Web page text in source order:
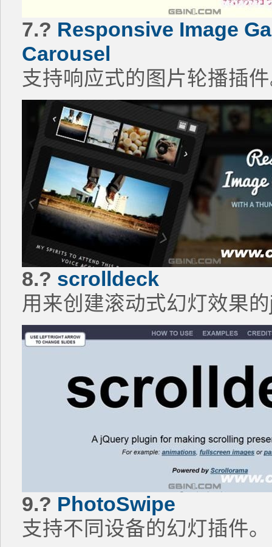
7.? Responsive Image
Carousel
支持响应式的图片轮播插
8.? scrolldeck
用来创建滚动式幻灯效果
9.? PhotoSwipe
支持不同设备的幻灯插件。